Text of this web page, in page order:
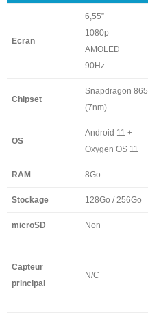
Ecran
6,55”
1080p
AMOLED
90Hz
Chipset
Snapdragon 865
(7nm)
OS
Android 11 +
Oxygen OS 11
RAM 8Go
Stockage 128Go / 256Go
microSD Non
Capteur
principal
N/C